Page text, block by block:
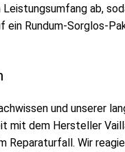
ab,
ein Rundum-Sorglos-
und unserer
mit dem Hersteller
Reparaturfall. Wir